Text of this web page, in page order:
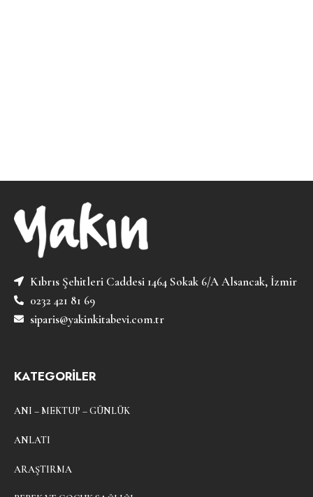
Kıbrıs Şehitleri Caddesi 1464 Sokak 6/A Alsancak, İzmir
0232 421 81 69
siparis@yakinkitabevi.com.tr
KATEGORİLER
ANI – MEKTUP – GÜNLÜK
ANLATI
ARAŞTIRMA